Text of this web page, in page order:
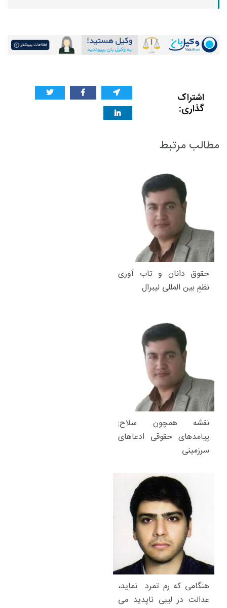
اشتراک
گذاری:
مطالب مرتبط
حقوق دانان و تاب آوری
نظمِ بین المللی لیبرال
نقشه‌ همچون سلاح:
پیامدهای حقوقی ادعاهای
سرزمینی
هنگامی که رم تمرد نماید،
عدالت در لیبی ناپدید می